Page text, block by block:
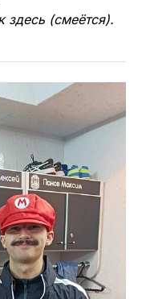
здесь (смеётся).